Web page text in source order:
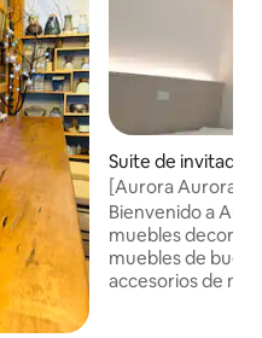
Suite de invitados
zheng District
[Aurora Aurora]
personas +
+ estación
Bienvenido a
muebles
muebles de buen
accesorios de